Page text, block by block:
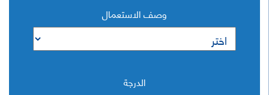
وصف الاستعمال
الدرجة